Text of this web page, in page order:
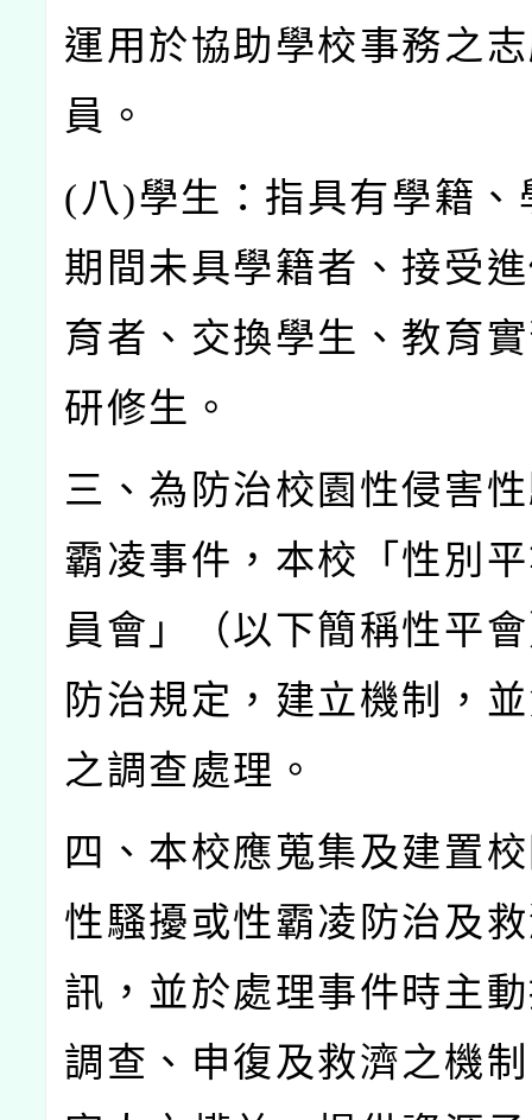
運用於協助學校事務之
員。
(八)學生：指具有學籍、
期間未具學籍者、接受
育者、交換學生、教育
研修生。
三、為防治校園性侵害
霸凌事件，本校「性別
員會」（以下簡稱性平
防治規定，建立機制，
之調查處理。
四、本校應蒐集及建置
性騷擾或性霸凌防治及
訊，並於處理事件時主
調查、申復及救濟之機